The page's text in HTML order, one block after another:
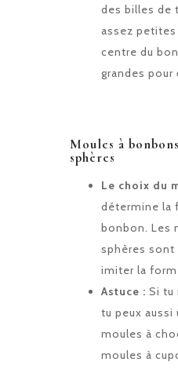
des billes de
assez petites
centre du
grandes pour
Moules à
sphères
Le choix du
détermine la
bonbon. Les
sphères
imiter la
Astuce : Si tu
tu peux aussi
moules à
moules à